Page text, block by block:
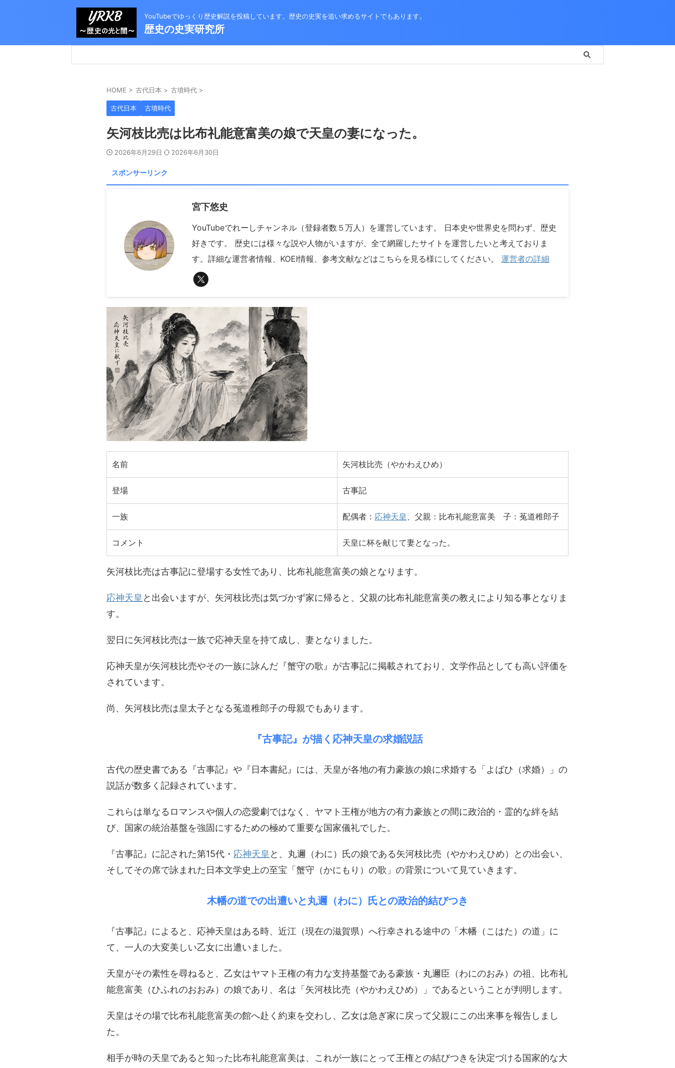
YouTubeでゆっくり歴史解説を投稿しています。歴史の史実を追い求めるサイトでもあります。
歴史の史実研究所
HOME > 古代日本 > 古墳時代 >
古代日本 古墳時代
矢河枝比売は比布礼能意富美の娘で天皇の妻になった。
2026年6月29日 2026年6月30日
スポンサーリンク
宮下悠史
YouTubeでれーしチャンネル（登録者数５万人）を運営しています。 日本史や世界史を問わず、歴史
好きです。 歴史には様々な説や人物がいますが、全て網羅したサイトを運営したいと考えておりま
す。詳細な運営者情報、KOEI情報、参考文献などはこちらを見る様にしてください。 運営者の詳細
名前 矢河枝比売（やかわえひめ）
登場 古事記
一族 配偶者： 応神天皇 、父親：比布礼能意富美 子：​菟道稚郎子
コメント 天皇に杯を献じて妻となった。
矢河枝比売は古事記に登場する女性であり、比布礼能意富美の娘となります。
応神天皇 と出会いますが、矢河枝比売は気づかず家に帰ると、父親の比布礼能意富美の教えにより知る事となりま
す。
翌日に矢河枝比売は一族で応神天皇を持て成し、妻となりました。
応神天皇が矢河枝比売やその一族に詠んだ『蟹守の歌』が古事記に掲載されており、文学作品としても高い評価を
されています。
尚、矢河枝比売は皇太子となる菟道稚郎子の母親でもあります。
『古事記』が描く応神天皇の求婚説話
​古代の歴史書である『古事記』や『日本書紀』には、天皇が各地の有力豪族の娘に求婚する「よばひ（求婚）」の
説話が数多く記録されています。
これらは単なるロマンスや個人の恋愛劇ではなく、ヤマト王権が地方の有力豪族との間に政治的・霊的な絆を結
び、国家の統治基盤を強固にするための極めて重要な国家儀礼でした。
『古事記』に記された第15代・ 応神天皇 と、丸邇（わに）氏の娘である矢河枝比売（やかわえひめ）との出会い、
そしてその席で詠まれた日本文学史上の至宝「蟹守（かにもり）の歌」の背景について見ていきます。
木幡の道での出遭いと丸邇（わに）氏との政治的結びつき
​『古事記』によると、応神天皇はある時、近江（現在の滋賀県）へ行幸される途中の「木幡（こはた）の道」に
て、一人の大変美しい乙女に出遭いました。
天皇がその素性を尋ねると、乙女はヤマト王権の有力な支持基盤である豪族・丸邇臣（わにのおみ）の祖、比布礼
能意富美（ひふれのおおみ）の娘であり、名は「矢河枝比売（やかわえひめ）」であるということが判明します。
​天皇はその場で比布礼能意富美の館へ赴く約束を交わし、乙女は急ぎ家に戻って父親にこの出来事を報告しまし
た。
相手が時の天皇であると知った比布礼能意富美は、これが一族にとって王権との結びつきを決定づける国家的な大